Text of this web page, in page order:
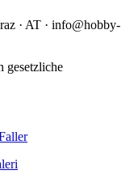
· AT · info@hobby-
gesetzliche